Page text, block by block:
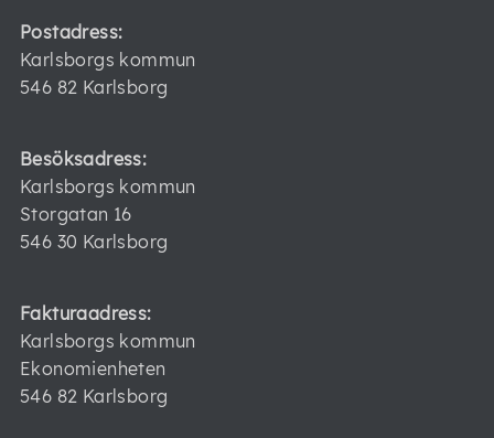
Postadress:
Karlsborgs kommun
546 82 Karlsborg
Besöksadress:
Karlsborgs kommun
Storgatan 16
546 30 Karlsborg
Fakturaadress:
Karlsborgs kommun
Ekonomienheten
546 82 Karlsborg